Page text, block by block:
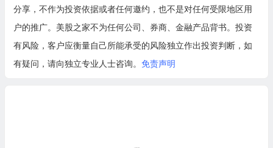
分享，不作为投资依据或者任何邀约，也不是对任何受限地区用
户的推广。美股之家不为任何公司、券商、金融产品背书。投资
有风险，客户应衡量自己所能承受的风险独立作出投资判断，如
有疑问，请向独立专业人士咨询。 免责声明